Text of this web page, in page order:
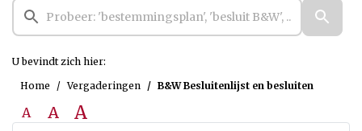
U bevindt zich hier:
Home
Vergaderingen B&W Besluitenlijst en besluiten
A A A